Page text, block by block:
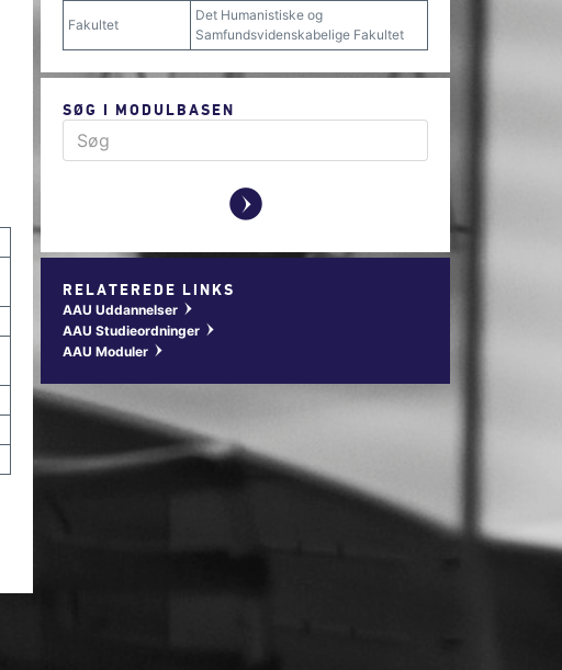
Fakultet
Det Humanistiske og
Samfundsvidenskabelige Fakultet
SØG I MODULBASEN
y
RELATEREDE LINKS
AAU Uddannelser w
AAU Studieordninger w
AAU Moduler w